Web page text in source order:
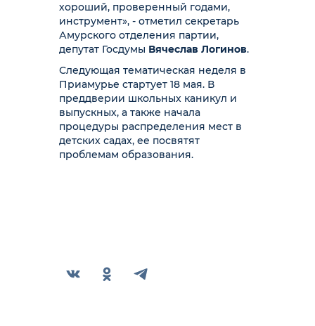
хороший, проверенный годами,
инструмент», - отметил секретарь
Амурского отделения партии,
депутат Госдумы Вячеслав Логинов.
Следующая тематическая неделя в
Приамурье стартует 18 мая. В
преддверии школьных каникул и
выпускных, а также начала
процедуры распределения мест в
детских садах, ее посвятят
проблемам образования.